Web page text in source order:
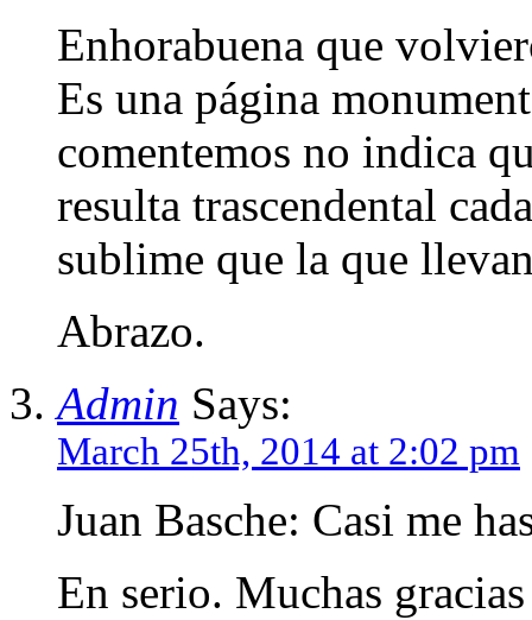
Enhorabuena que
Es una página
comentemos no indica
resulta trascendental
sublime que la que
Abrazo.
Admin Says:
March 25th, 2014 at 2:02 pm
Juan Basche: Casi me
En serio. Muchas